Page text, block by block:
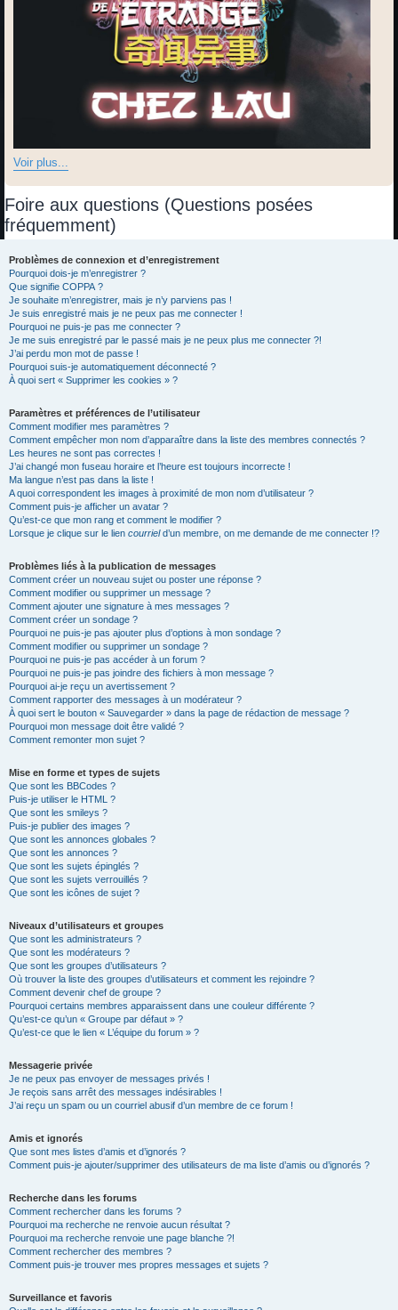
Voir plus...
Foire aux questions (Questions posées
fréquemment)
Problèmes de connexion et d’enregistrement
Pourquoi dois-je m’enregistrer ?
Que signifie COPPA ?
Je souhaite m’enregistrer, mais je n’y parviens pas !
Je suis enregistré mais je ne peux pas me connecter !
Pourquoi ne puis-je pas me connecter ?
Je me suis enregistré par le passé mais je ne peux plus me connecter ?!
J’ai perdu mon mot de passe !
Pourquoi suis-je automatiquement déconnecté ?
À quoi sert « Supprimer les cookies » ?
Paramètres et préférences de l’utilisateur
Comment modifier mes paramètres ?
Comment empêcher mon nom d’apparaître dans la liste des membres connectés ?
Les heures ne sont pas correctes !
J’ai changé mon fuseau horaire et l’heure est toujours incorrecte !
Ma langue n’est pas dans la liste !
A quoi correspondent les images à proximité de mon nom d’utilisateur ?
Comment puis-je afficher un avatar ?
Qu’est-ce que mon rang et comment le modifier ?
Lorsque je clique sur le lien courrield’un membre, on me demande de me connecter !?
Problèmes liés à la publication de messages
Comment créer un nouveau sujet ou poster une réponse ?
Comment modifier ou supprimer un message ?
Comment ajouter une signature à mes messages ?
Comment créer un sondage ?
Pourquoi ne puis-je pas ajouter plus d’options à mon sondage ?
Comment modifier ou supprimer un sondage ?
Pourquoi ne puis-je pas accéder à un forum ?
Pourquoi ne puis-je pas joindre des fichiers à mon message ?
Pourquoi ai-je reçu un avertissement ?
Comment rapporter des messages à un modérateur ?
À quoi sert le bouton « Sauvegarder » dans la page de rédaction de message ?
Pourquoi mon message doit être validé ?
Comment remonter mon sujet ?
Mise en forme et types de sujets
Que sont les BBCodes ?
Puis-je utiliser le HTML ?
Que sont les smileys ?
Puis-je publier des images ?
Que sont les annonces globales ?
Que sont les annonces ?
Que sont les sujets épinglés ?
Que sont les sujets verrouillés ?
Que sont les icônes de sujet ?
Niveaux d’utilisateurs et groupes
Que sont les administrateurs ?
Que sont les modérateurs ?
Que sont les groupes d’utilisateurs ?
Où trouver la liste des groupes d’utilisateurs et comment les rejoindre ?
Comment devenir chef de groupe ?
Pourquoi certains membres apparaissent dans une couleur différente ?
Qu’est-ce qu’un « Groupe par défaut » ?
Qu’est-ce que le lien « L’équipe du forum » ?
Messagerie privée
Je ne peux pas envoyer de messages privés !
Je reçois sans arrêt des messages indésirables !
J’ai reçu un spam ou un courriel abusif d’un membre de ce forum !
Amis et ignorés
Que sont mes listes d’amis et d’ignorés ?
Comment puis-je ajouter/supprimer des utilisateurs de ma liste d’amis ou d’ignorés ?
Recherche dans les forums
Comment rechercher dans les forums ?
Pourquoi ma recherche ne renvoie aucun résultat ?
Pourquoi ma recherche renvoie une page blanche ?!
Comment rechercher des membres ?
Comment puis-je trouver mes propres messages et sujets ?
Surveillance et favoris